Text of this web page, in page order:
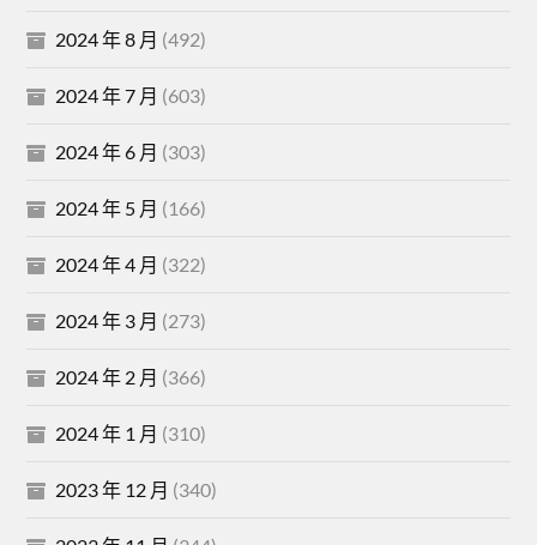
2024 年 8 月 (492)
2024 年 7 月 (603)
2024 年 6 月 (303)
2024 年 5 月 (166)
2024 年 4 月 (322)
2024 年 3 月 (273)
2024 年 2 月 (366)
2024 年 1 月 (310)
2023 年 12 月 (340)